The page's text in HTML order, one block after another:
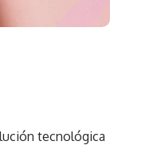
tecnológica